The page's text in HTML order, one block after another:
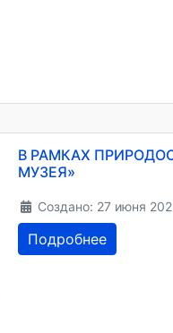
В РАМКАХ
МУЗЕЯ»
Создано: 27 июня
Подробнее